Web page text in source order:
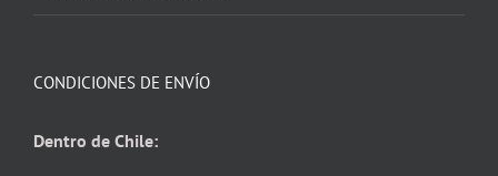
CONDICIONES DE ENVÍO
Dentro de Chile: